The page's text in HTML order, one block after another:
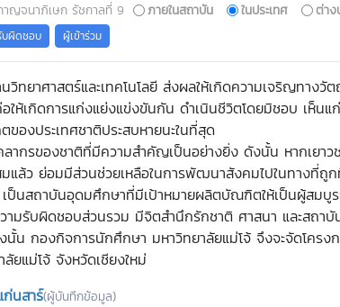
ญจนาภิเษก รัชกาลที่ 9 ภายในสถาบัน ในประเทศ ต่าง
ผิดชอบ ผู้เข้าร่วม
วิทยาศาสตร์และเทคโนโลยี ส่งผลให้เกิดความเจริญทาง
ให้เกิดการแก่งแย่งแข่งขันกัน ดำเนินชีวิตโดยมิชอบ เห็
ของประเทศชาติประสบหายนะในที่สุด
ลากรของชาติที่มีความสำคัญเป็นอย่างยิ่ง ดังนั้น หากเยา
มแล้ว ย่อมมีส่วนช่วยเหลือในการพัฒนาสังคมไปในทางที่ถู
เป็นสถาบันอุดมศึกษาที่มีเป้าหมายผลิตบัณฑิตให้เป็นผู้สม
ามรับผิดชอบส่วนรวม มีจิตสำนึกรักชาติ ศาสนา และสถ
นั้น กองกิจการนักศึกษา มหาวิทยาลัยแม่โจ้ จึงจะจัดโคร
ยแม่โจ้ จังหวัดเชียงใหม่
นสาร์(ผู้บันทึกข้อมูล)